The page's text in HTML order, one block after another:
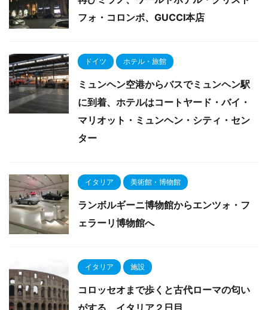
フォ・コロンボ、GUCCI本店
ドイツ ホテル・旅館
ミュンヘン空港からバスでミュンヘン駅
に到着、ホテルはコートヤード・バイ・
マリオット・ミュンヘン・シティ・セン
ター
イタリア 美術館・博物館
ランボルギーニ博物館からエンツォ・フ
ェラーリ博物館へ
イタリア 施設
コロッセオまで歩くと古代ローマの匂い
がする、イタリア２日目